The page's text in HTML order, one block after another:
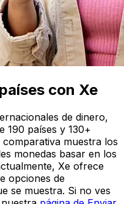
con Xe
de dinero,
190 países y 130+
muestra los
monedas basar en los
Xe ofrece
opciones de
se muestra. Si no ves